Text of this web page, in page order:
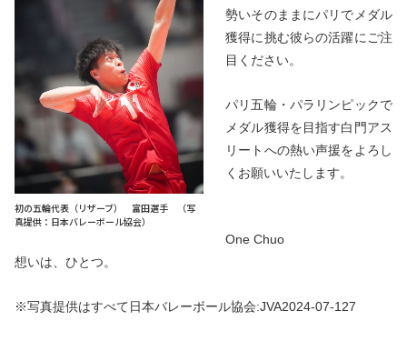
初の五輪代表（リザーブ） 富田選手 （写
真提供：日本バレーボール協会）
勢いそのままにパリでメダル
獲得に挑む彼らの活躍にご注
目ください。
パリ五輪・パラリンピックで
メダル獲得を目指す白門アス
リートへの熱い声援をよろし
くお願いいたします。
One Chuo
想いは、ひとつ。
※写真提供はすべて日本バレーボール協会:JVA2024-07-127